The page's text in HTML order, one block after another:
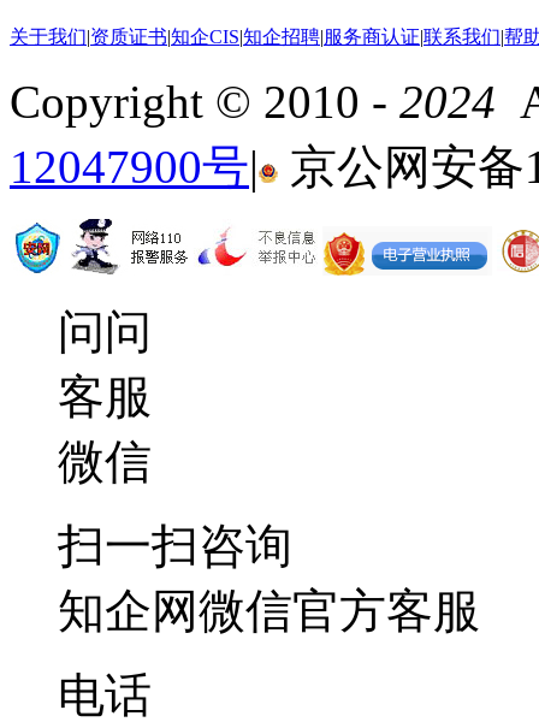
关于我们|资质证书|知企CIS|知企招聘|服务商认证|联系我们|帮
Copyright © 2010 - 2024
12047900号| 京公网安备
问问
客服
微信
扫一扫咨询
知企网微信官方客服
电话